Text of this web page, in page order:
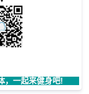
，一起来健身吧!